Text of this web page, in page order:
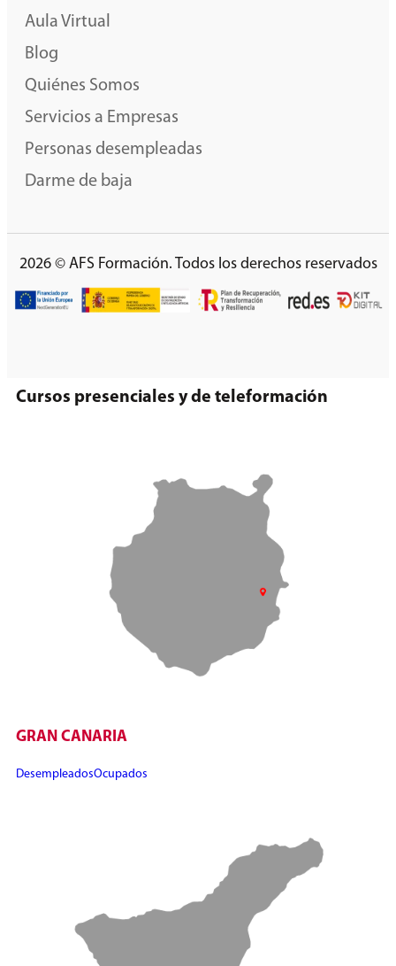
Aula Virtual
Blog
Quiénes Somos
Servicios a Empresas
Personas desempleadas
Darme de baja
2026 © AFS Formación. Todos los derechos reservados
Cursos presenciales y de teleformación
GRAN CANARIA
DesempleadosOcupados